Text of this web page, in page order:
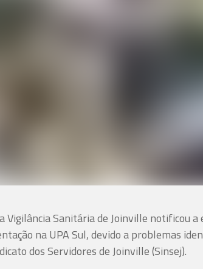
Vigilância Sanitária de Joinville notificou
na UPA Sul, devido a problemas
dos Servidores de Joinville (Sinsej).